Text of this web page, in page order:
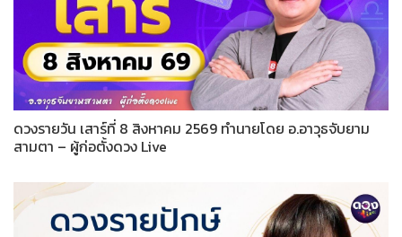
ดวงรายวัน เสาร์ที่ 8 สิงหาคม 2569 ทำนายโดย อ.อาวุธจับยาม
สามตา – ผู้ก่อตั้งดวง Live